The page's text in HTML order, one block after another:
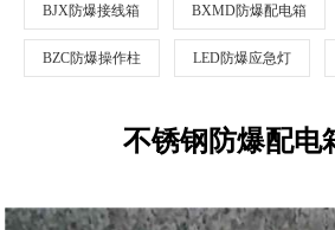
BJX防爆接线箱 BXMD防爆配电箱
BZC防爆操作柱 LED防爆应急灯
不锈钢防爆配电